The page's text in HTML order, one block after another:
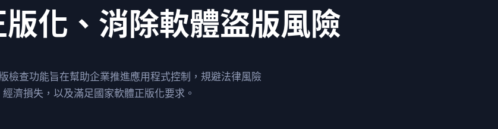
化 、 消除軟體盜版風險
檢查功能旨在幫助企業推進應用程式控制，規避法律風險
經濟損失，以及滿足國家軟體正版化要求。